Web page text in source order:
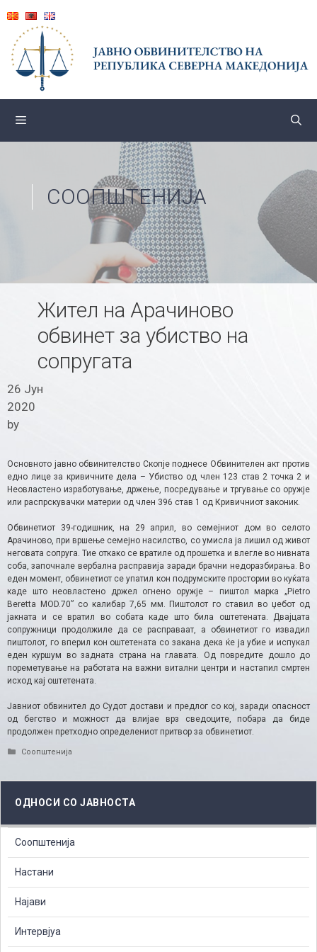
content
СООПШТЕНИЈА
Жител на Арачиново
обвинет за убиство на
сопругата
26 Јун
2020
by
Основното јавно обвинителство Скопје поднесе Обвинителен акт против
едно лице за кривичните дела – Убиство од член 123 став 2 точка 2 и
Неовластено изработување, држење, посредување и тргување со оружје
или распрскувачки материи од член 396 став 1 од Кривичниот законик.
Обвинетиот 39-годишник, на 29 април, во семејниот дом во селото
Арачиново, при вршење семејно насилство, со умисла ја лишил од живот
неговата сопруга. Тие откако се вратиле од прошетка и влегле во нивната
соба, започнале вербална расправија заради брачни недоразбирања. Во
еден момент, обвинетиот се упатил кон подрумските простории во куќата
каде што неовластено држел огнено оружје – пиштол марка „Pietro
Beretta MOD.70”со калибар 7,65 мм. Пиштолот го ставил во џебот од
јакната и се вратил во собата каде што била оштетената. Двајцата
сопружници продолжиле да се расправаат, а обвинетиот го извадил
пиштолот, го вперил кон оштетената со закана дека ќе ја убие и испукал
еден куршум во задната страна на главата. Од повредите дошло до
пореметување на работата на важни витални центри и настапил смртен
исход кај оштетената.
Јавниот обвинител до Судот достави и предлог со кој, заради опасност
од бегство и можност да влијае врз сведоците, побара да биде
продолжен претходно определениот притвор за обвинетиот.
Categories
Соопштенија
ОДНОСИ СО ЈАВНОСТА
Соопштенија
Настани
Најави
Интервјуа